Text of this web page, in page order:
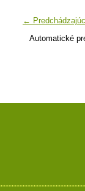
←
Automatické